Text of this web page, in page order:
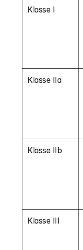
Klasse I
Klasse IIa
Klasse IIb
Klasse III